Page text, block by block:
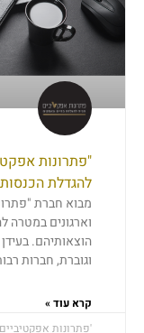
"פתרונות
להגדלת
מבוא חברת
וארגונים במטרה
הוצאותיהם.
וגוברת, חברות
קרא עוד »
'פתרונות